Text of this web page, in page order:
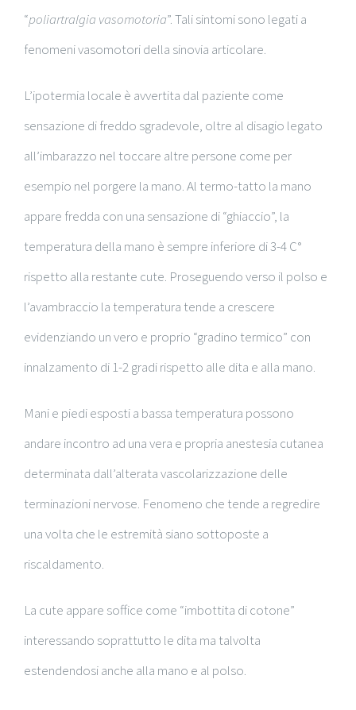
“poliartralgia vasomotoria”. Tali sintomi sono legati a
fenomeni vasomotori della sinovia articolare.
L’ipotermia locale è avvertita dal paziente come
sensazione di freddo sgradevole, oltre al disagio legato
all’imbarazzo nel toccare altre persone come per
esempio nel porgere la mano. Al termo-tatto la mano
appare fredda con una sensazione di “ghiaccio”, la
temperatura della mano è sempre inferiore di 3-4 C°
rispetto alla restante cute. Proseguendo verso il polso e
l’avambraccio la temperatura tende a crescere
evidenziando un vero e proprio “gradino termico” con
innalzamento di 1-2 gradi rispetto alle dita e alla mano.
Mani e piedi esposti a bassa temperatura possono
andare incontro ad una vera e propria anestesia cutanea
determinata dall’alterata vascolarizzazione delle
terminazioni nervose. Fenomeno che tende a regredire
una volta che le estremità siano sottoposte a
riscaldamento.
La cute appare soffice come “imbottita di cotone”
interessando soprattutto le dita ma talvolta
estendendosi anche alla mano e al polso.